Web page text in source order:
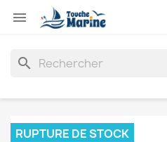

search
RUPTURE DE STOCK